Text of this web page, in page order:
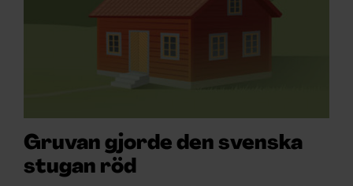
ARKIV & E-TIDNING
LYSSNA/PODD
EVENEMANG & RESOR
KONTAKTA F&F
Gruvan gjorde den svenska
stugan röd